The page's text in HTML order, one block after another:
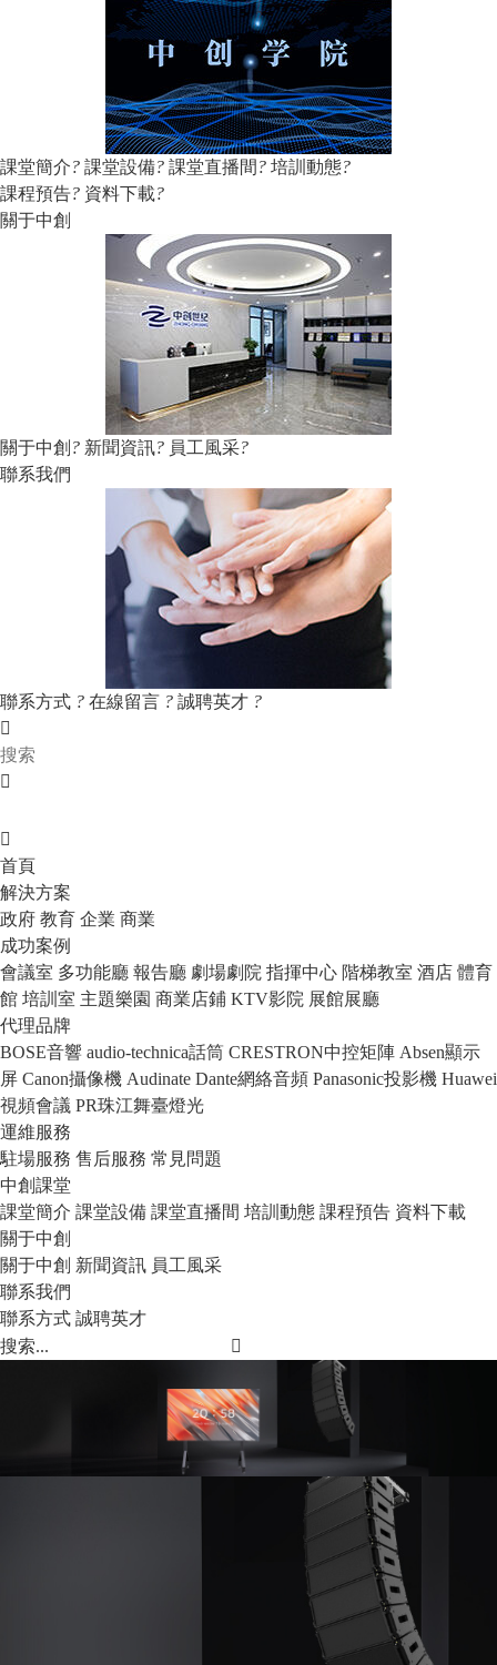
課堂簡介? 課堂設備? 課堂直播間 ? 培訓動態?
課程預告? 資料下載?
關于中創
關于中創 ? 新聞資訊? 員工風采?
聯系我們
聯系方式 ? 在線留言 ? 誠聘英才 ?
首頁
解決方案
政府 教育 企業 商業
成功案例
會議室 多功能廳 報告廳 劇場劇院 指揮中心 階梯教室 酒店 體育
館 培訓室 主題樂園 商業店鋪 KTV影院 展館展廳
代理品牌
BOSE音響 audio-technica話筒 CRESTRON中控矩陣 Absen顯示
屏 Canon攝像機 Audinate Dante網絡音頻 Panasonic投影機 Huawei
視頻會議 PR珠江舞臺燈光
運維服務
駐場服務 售后服務 常見問題
中創課堂
課堂簡介 課堂設備 課堂直播間 培訓動態 課程預告 資料下載
關于中創
關于中創 新聞資訊 員工風采
聯系我們
聯系方式 誠聘英才